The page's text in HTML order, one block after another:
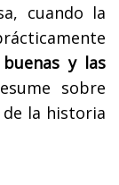
cuando la
y las
sobre
la historia